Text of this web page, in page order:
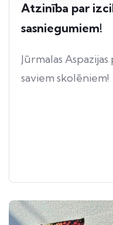
Atzinība par
sasniegumiem!
Jūrmalas
saviem skolēniem!